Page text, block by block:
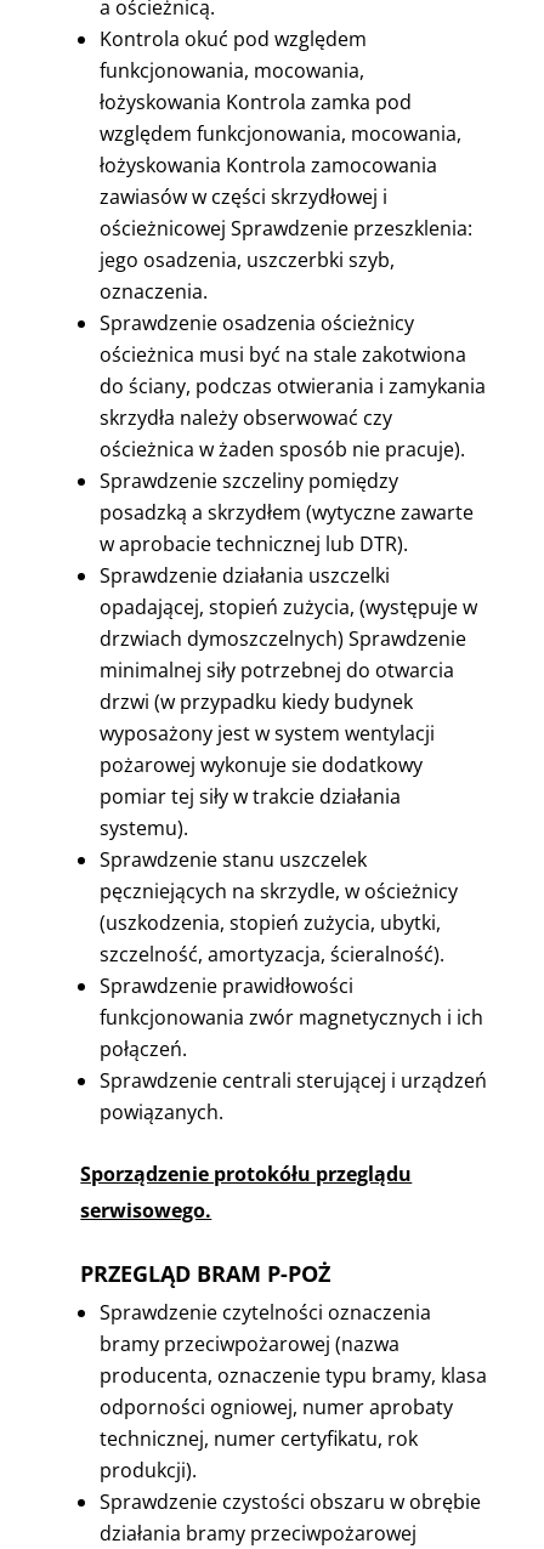
a ościeżnicą.
Kontrola okuć pod względem
funkcjonowania, mocowania,
łożyskowania Kontrola zamka pod
względem funkcjonowania, mocowania,
łożyskowania Kontrola zamocowania
zawiasów w części skrzydłowej i
ościeżnicowej Sprawdzenie przeszklenia:
jego osadzenia, uszczerbki szyb,
oznaczenia.
Sprawdzenie osadzenia ościeżnicy
ościeżnica musi być na stale zakotwiona
do ściany, podczas otwierania i zamykania
skrzydła należy obserwować czy
ościeżnica w żaden sposób nie pracuje).
Sprawdzenie szczeliny pomiędzy
posadzką a skrzydłem (wytyczne zawarte
w aprobacie technicznej lub DTR).
Sprawdzenie działania uszczelki
opadającej, stopień zużycia, (występuje w
drzwiach dymoszczelnych) Sprawdzenie
minimalnej siły potrzebnej do otwarcia
drzwi (w przypadku kiedy budynek
wyposażony jest w system wentylacji
pożarowej wykonuje sie dodatkowy
pomiar tej siły w trakcie działania
systemu).
Sprawdzenie stanu uszczelek
pęczniejących na skrzydle, w ościeżnicy
(uszkodzenia, stopień zużycia, ubytki,
szczelność, amortyzacja, ścieralność).
Sprawdzenie prawidłowości
funkcjonowania zwór magnetycznych i ich
połączeń.
Sprawdzenie centrali sterującej i urządzeń
powiązanych.
Sporządzenie protokółu przeglądu
serwisowego.
PRZEGLĄD BRAM P-POŻ
Sprawdzenie czytelności oznaczenia
bramy przeciwpożarowej (nazwa
producenta, oznaczenie typu bramy, klasa
odporności ogniowej, numer aprobaty
technicznej, numer certyfikatu, rok
produkcji).
Sprawdzenie czystości obszaru w obrębie
działania bramy przeciwpożarowej